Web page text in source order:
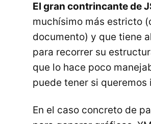
El gran contrincante de
muchísimo más estricto
documento) y que tiene
para recorrer su
que lo hace poco
puede tener si
En el caso concreto de